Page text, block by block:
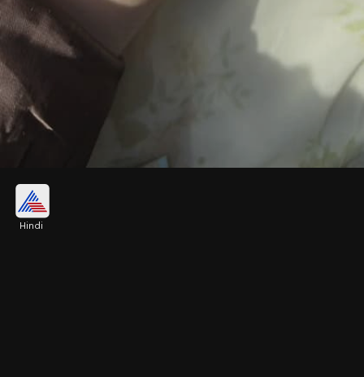
सी-ग्रीन रंग भी सुहाग और समृद्धि का प्रतीक माना जाता है।
Hindi